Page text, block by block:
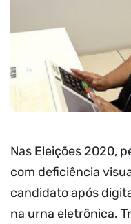
Nas Eleições 2020,
com deficiência
candidato após
na urna eletrônica.